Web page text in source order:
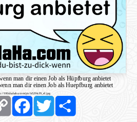
man dir einen Job als Hüpfburg anbietet
man dir einen Job als Huepfburg anbietet
100xhahaha.com/pic!e52f4cf9_sf.jpg
Copy
Link
FacebookTwitter Share